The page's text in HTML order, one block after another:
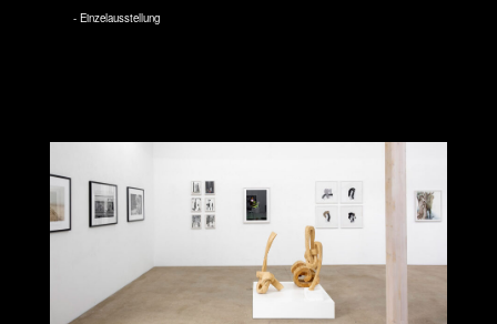
Einzelausstellung